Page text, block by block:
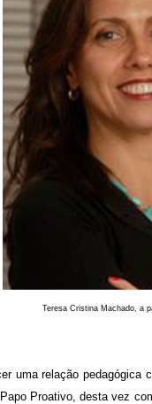
Teresa Cristina Machado, a
uma relação
Proativo, desta vez